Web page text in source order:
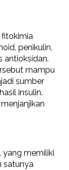
penikulin,
antioksidan.
mampu
sumber
insulin.
memiliki
satunya